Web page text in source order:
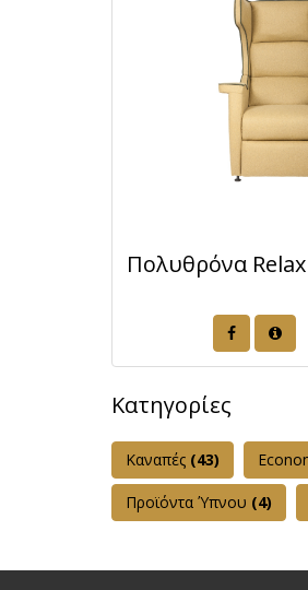
Πολυθρόνα
Κατηγορίες
Καναπές (43)
Προϊόντα Ύπνου (4)